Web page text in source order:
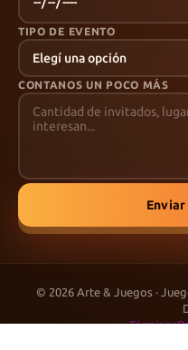
TIPO DE EVENTO
CONTANOS UN POCO MÁS
© 2026 Arte & Juegos ·
Términos